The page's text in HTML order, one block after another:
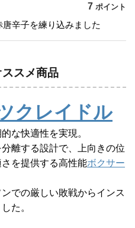
7 ポイント
辛子を練り込みました
ススメ商品
クレイドル
な快適性を実現。
離する設計で、上向きの位
を提供する高性能ボクサー
での厳しい敗戦からインス
た。